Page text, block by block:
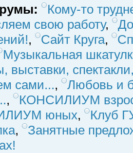
Кому-то
свою работу,
, Сайт Круга,
Музыкальная
выставки,
сами...,
Любовь и
,
КОНСИЛИУМ
юных,
Клуб
,
Занятные